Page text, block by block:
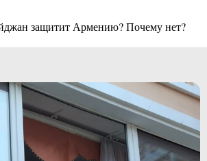
защитит Армению? Почему нет?